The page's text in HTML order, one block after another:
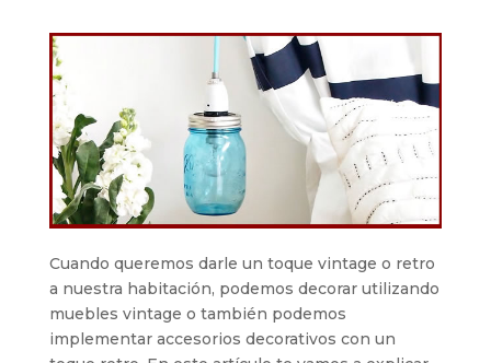
Cuando queremos darle un toque vintage o retro
a nuestra habitación, podemos decorar utilizando
muebles vintage o también podemos
implementar accesorios decorativos con un